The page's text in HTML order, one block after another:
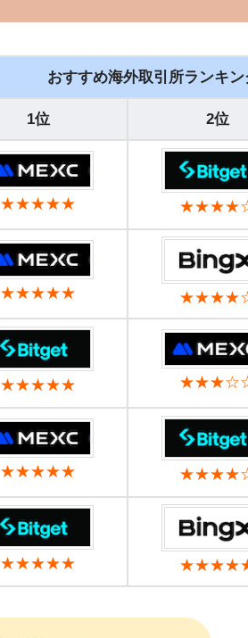
おすすめ海外取引所ランキン
1位 2位
★★★★★
★★★★★
★★★★★
★★★★★
★★★★★